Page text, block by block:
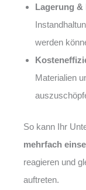
Lagerung &
werden
Materialien
So kann Ihr
mehrfach
reagieren und
auftreten.